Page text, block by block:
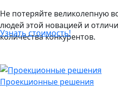
Не потеряйте великолепную
людей этой новацией и
количества конкурентов.
Узнать стоимость!
Проекционные решения